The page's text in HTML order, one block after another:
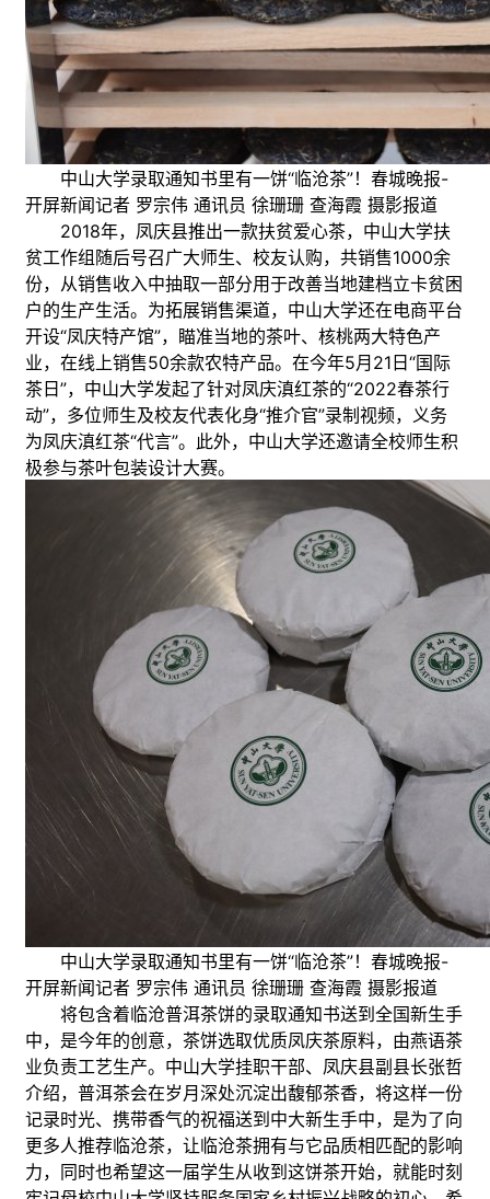
中山大学录取通知书里有一饼“临沧茶”！春城晚报-
开屏新闻记者 罗宗伟 通讯员 徐珊珊 查海霞 摄影报道
2018年，凤庆县推出一款扶贫爱心茶，中山大学扶
贫工作组随后号召广大师生、校友认购，共销售1000余
份，从销售收入中抽取一部分用于改善当地建档立卡贫困
户的生产生活。为拓展销售渠道，中山大学还在电商平台
开设“凤庆特产馆”，瞄准当地的茶叶、核桃两大特色产
业，在线上销售50余款农特产品。在今年5月21日“国际
茶日”，中山大学发起了针对凤庆滇红茶的“2022春茶行
动”，多位师生及校友代表化身“推介官”录制视频，义务
为凤庆滇红茶“代言”。此外，中山大学还邀请全校师生积
极参与茶叶包装设计大赛。
中山大学录取通知书里有一饼“临沧茶”！春城晚报-
开屏新闻记者 罗宗伟 通讯员 徐珊珊 查海霞 摄影报道
将包含着临沧普洱茶饼的录取通知书送到全国新生手
中，是今年的创意，茶饼选取优质凤庆茶原料，由燕语茶
业负责工艺生产。中山大学挂职干部、凤庆县副县长张哲
介绍，普洱茶会在岁月深处沉淀出馥郁茶香，将这样一份
记录时光、携带香气的祝福送到中大新生手中，是为了向
更多人推荐临沧茶，让临沧茶拥有与它品质相匹配的影响
力，同时也希望这一届学生从收到这饼茶开始，就能时刻